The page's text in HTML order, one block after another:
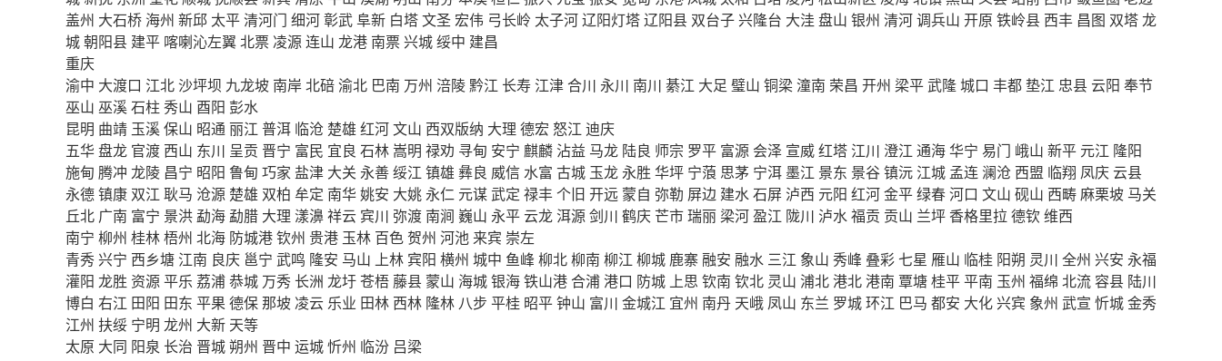
盖州 大石桥 海州 新邱 太平清河门 细河彰武阜新 白塔文圣宏伟 弓长岭 太子河辽阳灯塔辽阳县 双台子兴隆台 大洼 盘山 银州 清河调兵山 开原 铁岭县 西丰 昌图 双塔龙
城朝阳县 建平 喀喇沁左翼北票 凌源连山 龙港 南票兴城绥中 建昌
重庆
渝中 大渡口 江北沙坪坝 九龙坡 南岸北碚渝北 巴南 万州 涪陵黔江 长寿 江津合川 永川 南川 綦江 大足 璧山 铜梁潼南 荣昌 开州 梁平武隆城口 丰都 垫江 忠县 云阳 奉节
巫山 巫溪石柱 秀山 酉阳 彭水
昆明 曲靖 玉溪保山 昭通丽江 普洱 临沧 楚雄 红河文山 西双版纳 大理 德宏 怒江 迪庆
五华盘龙 官渡 西山 东川 呈贡 晋宁 富民 宜良 石林嵩明 禄劝 寻甸 安宁 麒麟 沾益 马龙 陆良 师宗 罗平 富源 会泽 宣威红塔 江川 澄江 通海华宁 易门 峨山 新平 元江 隆阳
施甸 腾冲 龙陵 昌宁 昭阳 鲁甸 巧家 盐津 大关 永善绥江 镇雄 彝良 威信水富 古城 玉龙 永胜 华坪 宁蒗 思茅 宁洱 墨江 景东 景谷镇沅 江城 孟连 澜沧 西盟 临翔 凤庆 云县
永德镇康 双江 耿马 沧源 楚雄 双柏 牟定 南华姚安 大姚 永仁 元谋武定 禄丰个旧 开远 蒙自 弥勒 屏边 建水石屏 泸西 元阳 红河金平绿春河口 文山 砚山 西畴麻栗坡 马关
丘北 广南 富宁 景洪 勐海 勐腊 大理 漾濞祥云 宾川 弥渡 南涧 巍山 永平 云龙 洱源剑川 鹤庆 芒市瑞丽 梁河盈江 陇川 泸水福贡 贡山 兰坪 香格里拉 德钦维西
南宁 柳州 桂林梧州 北海 防城港钦州 贵港 玉林 百色贺州 河池 来宾 崇左
青秀兴宁 西乡塘 江南 良庆 邕宁 武鸣 隆安 马山 上林 宾阳 横州 城中 鱼峰 柳北柳南 柳江 柳城 鹿寨融安 融水 三江 象山 秀峰 叠彩七星 雁山 临桂 阳朔 灵川 全州 兴安 永福
灌阳 龙胜 资源平乐 荔浦恭城 万秀 长洲 龙圩苍梧 藤县蒙山 海城银海铁山港合浦港口 防城 上思 钦南 钦北 灵山 浦北港北港南 覃塘桂平平南 玉州 福绵 北流 容县 陆川
博白 右江 田阳 田东 平果 德保那坡 凌云 乐业 田林 西林 隆林 八步 平桂 昭平钟山 富川 金城江 宜州 南丹 天峨 凤山 东兰 罗城环江 巴马 都安 大化兴宾 象州 武宣 忻城金秀
江州 扶绥 宁明 龙州 大新 天等
太原 大同 阳泉 长治 晋城朔州 晋中 运城忻州 临汾 吕梁